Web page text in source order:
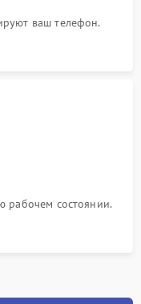
ваш телефон.
рабочем состоянии.